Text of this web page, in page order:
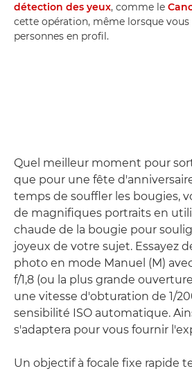
détection des yeux, comme le
cette opération, même lorsque
personnes en profil.
Quel meilleur moment pour
que pour une fête
temps de souffler les bougies,
de magnifiques portraits en
chaude de la bougie pour
joyeux de votre sujet. Essayez
photo en mode Manuel (M)
f/1,8 (ou la plus grande
une vitesse d'obturation de 1/
sensibilité ISO automatique.
s'adaptera pour vous fournir
Un objectif à focale fixe rapide